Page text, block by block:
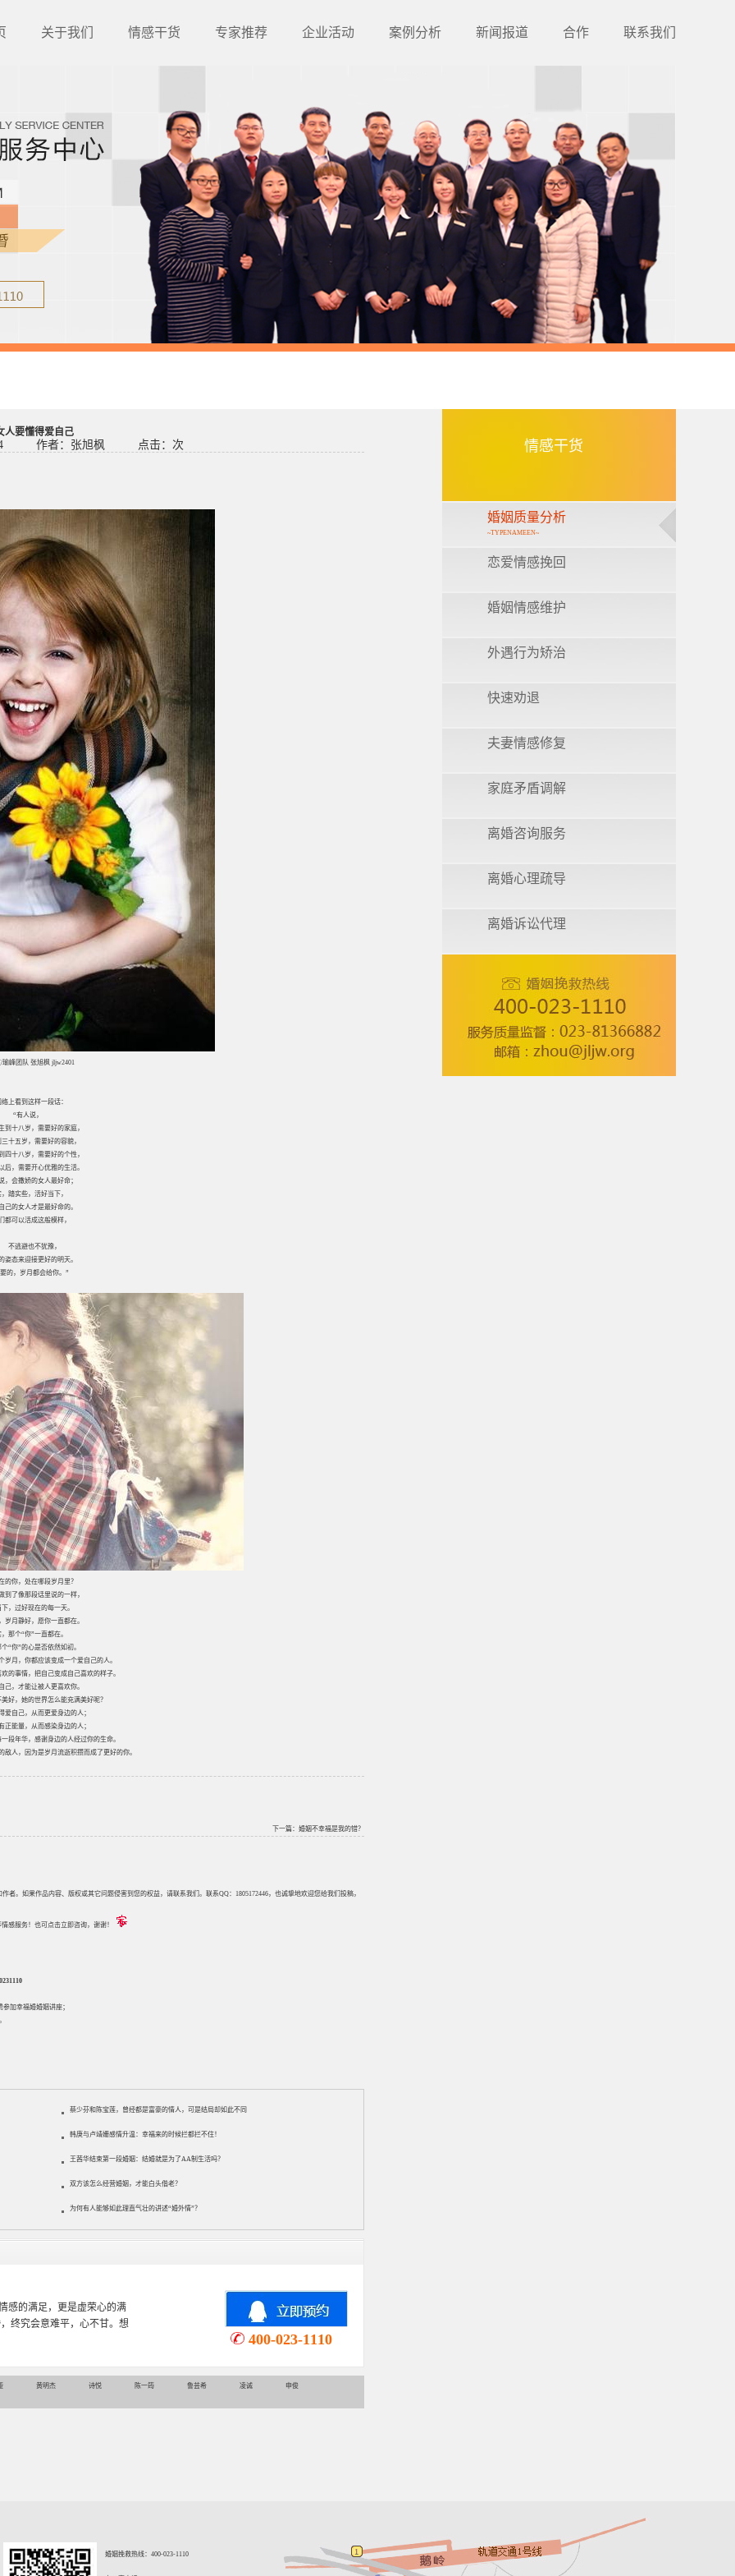
关于我们 情感干货 专家推荐 企业活动 案例分析 新闻报道 合作 联系我们
人要懂得爱自己
作者：张旭枫 点击： 次
瑜峰团队 张旭枫 jljw2401
络上看到这样一段话：
“有人说，
到十八岁，需要好的家庭，
十五岁，需要好的容貌，
四十八岁，需要好的个性，
后，需要开心优雅的生活。
，会撒娇的女人最好命；
，踏实些，活好当下，
己的女人才是最好命的。
都可以活成这般模样，
不逃避也不犹豫，
姿态来迎接更好的明天。
的，岁月都会给你。”
的你，处在哪段岁月里？
到了像那段话里说的一样，
，过好现在的每一天。
岁月静好，愿你一直都在。
那个“你”一直都在。
“你”的心是否依然如初。
岁月，你都应该变成一个爱自己的人。
的事情，把自己变成自己喜欢的样子。
己，才能让被人更喜欢你。
好，她的世界怎么能充满美好呢？
爱自己，从而更爱身边的人；
正能量，从而感染身边的人；
段年华，感谢身边的人经过你的生命。
敌人，因为是岁月流逝积攒而成了更好的你。
下一篇： 婚姻不幸福是我的错？
。如果作品内容、版权或其它问题侵害到您的权益，请联系我们。联系QQ：1805172446，也诚挚地欢迎您给我们投稿，
感服务！也可点击立即咨询，谢谢！
参加幸福婚婚姻讲座；
蔡少芬和陈宝莲，曾经都是富豪的情人，可是结局却如此不同
韩庚与卢靖姗感情升温：幸福来的时候拦都拦不住！
王茜华结束第一段婚姻：结婚就是为了AA制生活吗？
双方该怎么经营婚姻，才能白头偕老？
为何有人能够如此理直气壮的讲述“婚外情”？
学专业，从事婚姻情感咨询
挽回、家庭关系等咨询超过
400-023-1110
黄明杰 诗悦 陈一筠 鲁芸希 凌诚 申俊
情感干货
婚姻质量分析
~TYPENAMEEN~
恋爱情感挽回
婚姻情感维护
外遇行为矫治
快速劝退
夫妻情感修复
家庭矛盾调解
离婚咨询服务
离婚心理疏导
离婚诉讼代理
婚姻挽救热线：400-023-1110